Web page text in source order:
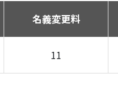
名義変更料
11